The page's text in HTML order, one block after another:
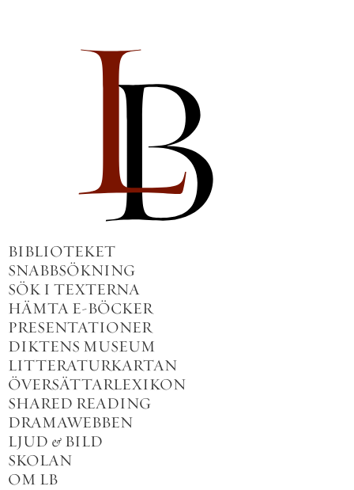
BIBLIOTEKET
SNABBSÖKNING
SÖK I TEXTERNA
HÄMTA E-BÖCKER
PRESENTATIONER
DIKTENS MUSEUM
LITTERATURKARTAN
ÖVERSÄTTARLEXIKON
SHARED READING
DRAMAWEBBEN
LJUD & BILD
SKOLAN
OM LB